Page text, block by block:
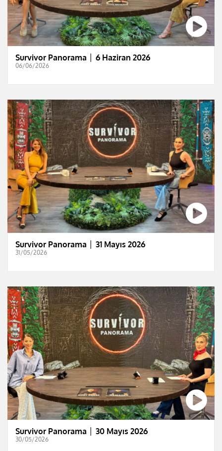
Survivor Panorama │ 6 Haziran 2026
06/06/2026
Survivor Panorama │ 31 Mayıs 2026
31/05/2026
Survivor Panorama │ 30 Mayıs 2026
30/05/2026